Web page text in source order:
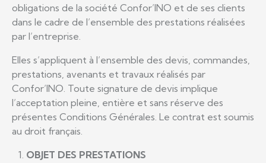
obligations de la société Confor’INO et de ses clients
dans le cadre de l’ensemble des prestations réalisées
par l’entreprise.
Elles s’appliquent à l’ensemble des devis, commandes,
prestations, avenants et travaux réalisés par
Confor’INO. Toute signature de devis implique
l’acceptation pleine, entière et sans réserve des
présentes Conditions Générales. Le contrat est soumis
au droit français.
OBJET DES PRESTATIONS